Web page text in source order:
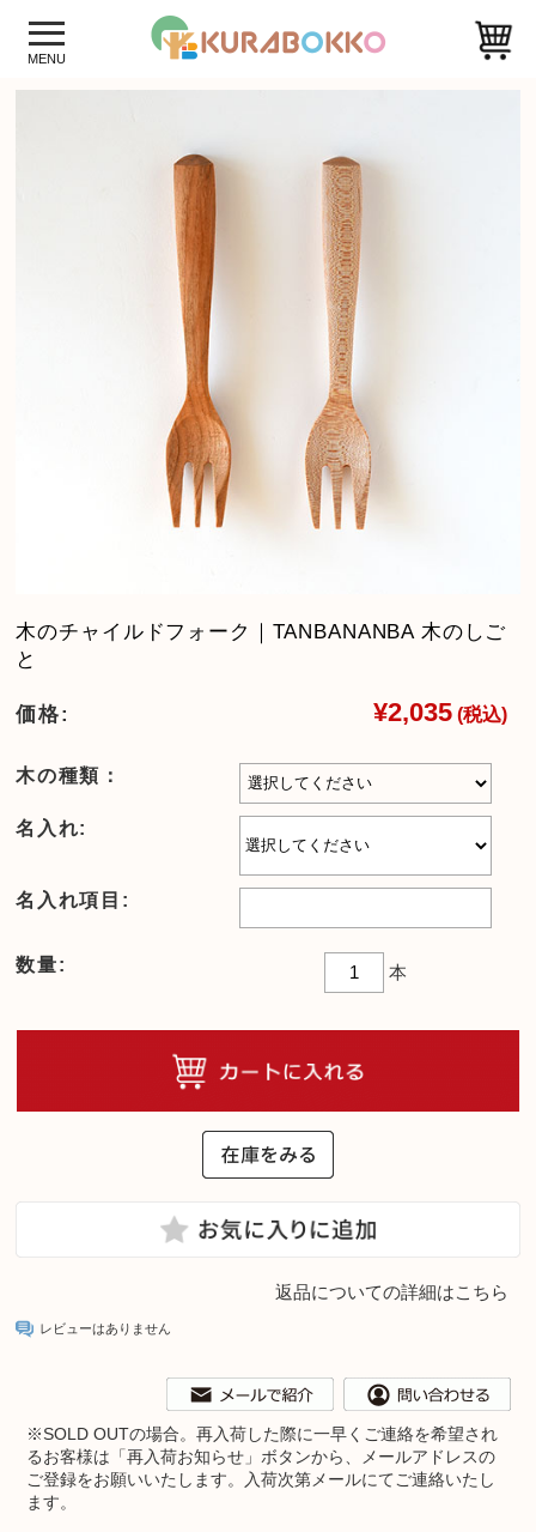
木のチャイルドフォーク｜TANBANANBA 木のしご
と
価格: ¥2,035 (税込)
木の種類：
名入れ:
名入れ項目:
数量: 本
返品についての詳細はこちら
レビューはありません
※SOLD OUTの場合。再入荷した際に一早くご連絡を希望され
るお客様は「再入荷お知らせ」ボタンから、メールアドレスの
ご登録をお願いいたします。入荷次第メールにてご連絡いたし
ます。